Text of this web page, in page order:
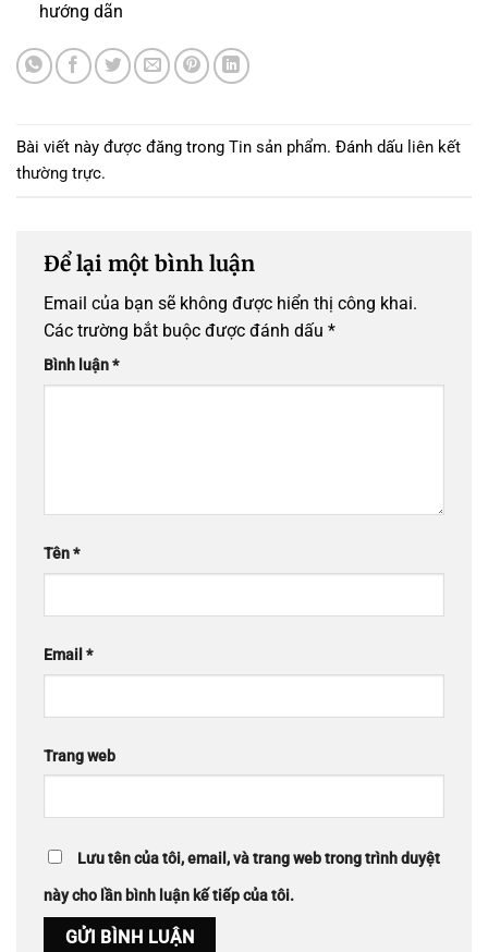
hướng dãn
Bài viết này được đăng trong Tin sản phẩm. Đánh dấu liên kết
thường trực.
Để lại một bình luận
Email của bạn sẽ không được hiển thị công khai.
Các trường bắt buộc được đánh dấu *
Bình luận*
Tên*
Email *
Trang web
Lưu tên của tôi, email, và trang web trong trình duyệt
này cho lần bình luận kế tiếp của tôi.